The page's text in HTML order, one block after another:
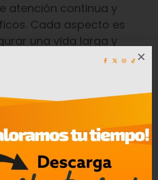
atención continua y
Cada aspecto es
una vida larga y
compañero. Además,
de emergencia te
cualquier imprevisto
que el
en el cuidado
para una relación
con tu mascota.